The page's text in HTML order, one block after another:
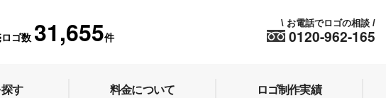
ゴ数 31,655件 0120-962-165
\ お電話でロゴの相談 /
す 料金について ロゴ制作実績